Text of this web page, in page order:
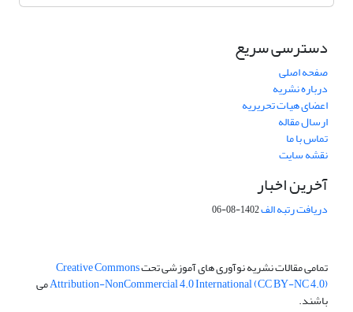
دسترسی سریع
صفحه اصلی
درباره نشریه
اعضای هیات تحریریه
ارسال مقاله
تماس با ما
نقشه سایت
آخرین اخبار
دریافت رتبه الف1402-08-06
تمامی مقالات نشریه نوآوری های آموزشی تحتCreative Commons
Attribution-NonCommercial 4.0 International (CC BY-NC 4.0)می
باشند.